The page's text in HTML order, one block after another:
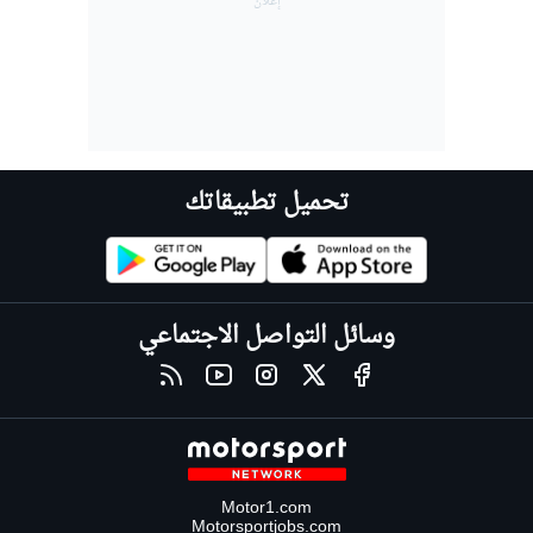
تحميل تطبيقاتك
وسائل التواصل الاجتماعي
Motor1.com